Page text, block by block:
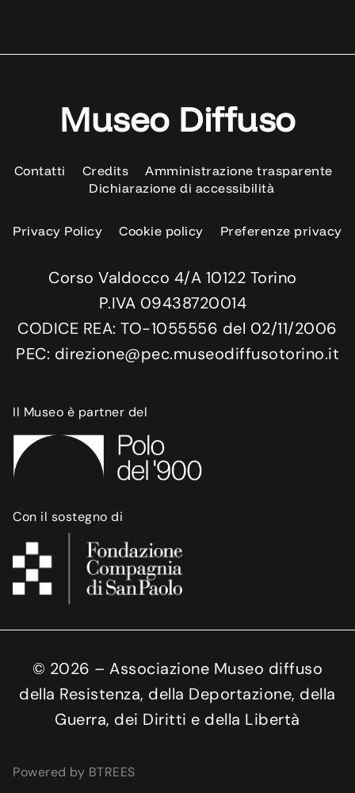
Museo Diffuso
Contatti Credits
Amministrazione trasparente
Dichiarazione di accessibilità
Privacy Policy Cookie policy Preferenze privacy
Corso Valdocco 4/A 10122 Torino
P.IVA 09438720014
CODICE REA: TO-1055556 del 02/11/2006
PEC: direzione@pec.museodiffusotorino.it
Il Museo è partner del
Con il sostegno di
© 2026 – Associazione Museo diffuso
della Resistenza, della Deportazione, della
Guerra, dei Diritti e della Libertà
Powered by BTREES